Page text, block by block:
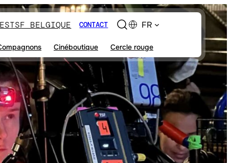
TSF BELGIQUE CONTACT FR
Cinéboutique Cercle rouge